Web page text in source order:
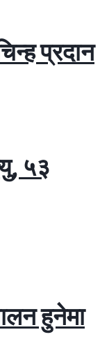
प्रदान
५३
हुनेमा